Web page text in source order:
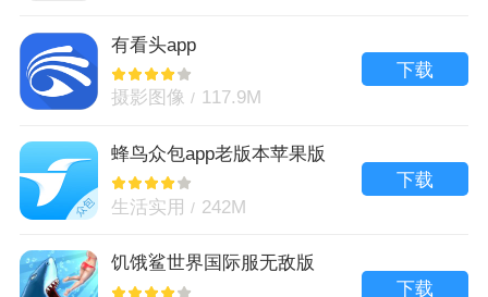
有看头app
摄影图像 117.9M
下载
蜂鸟众包app老版本苹果版
生活实用 242M
下载
饥饿鲨世界国际服无敌版
下载